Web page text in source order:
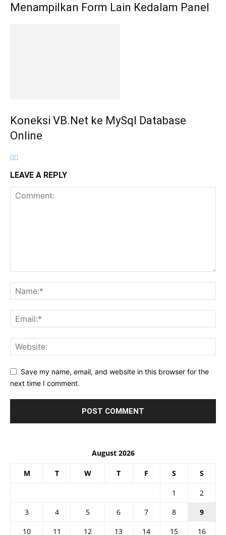
Menampilkan Form Lain Kedalam Panel
Koneksi VB.Net ke MySql Database
Online
LEAVE A REPLY
Save my name, email, and website in this browser for the
next time I comment.
August 2026
M T W T F S S
1
2
3
4 5 6 7 8
9
10
11 12 13 14 15 16